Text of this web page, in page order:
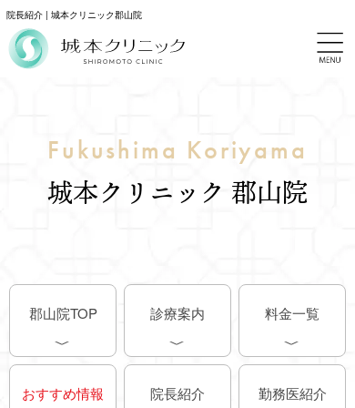
院長紹介 | 城本クリニック郡山院
Fukushima Koriyama
城本クリニック 郡山院
郡山院TOP 診療案内 料金一覧
おすすめ情報 院長紹介 勤務医紹介